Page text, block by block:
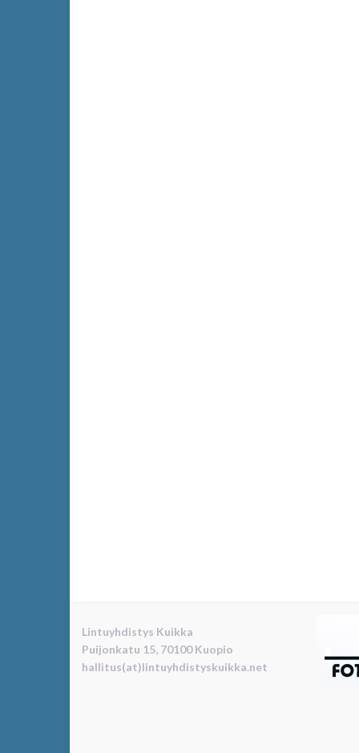
Lintuyhdistys Kuikka
Puijonkatu 15, 70100 Kuopio
hallitus(at)lintuyhdistyskuikka.net